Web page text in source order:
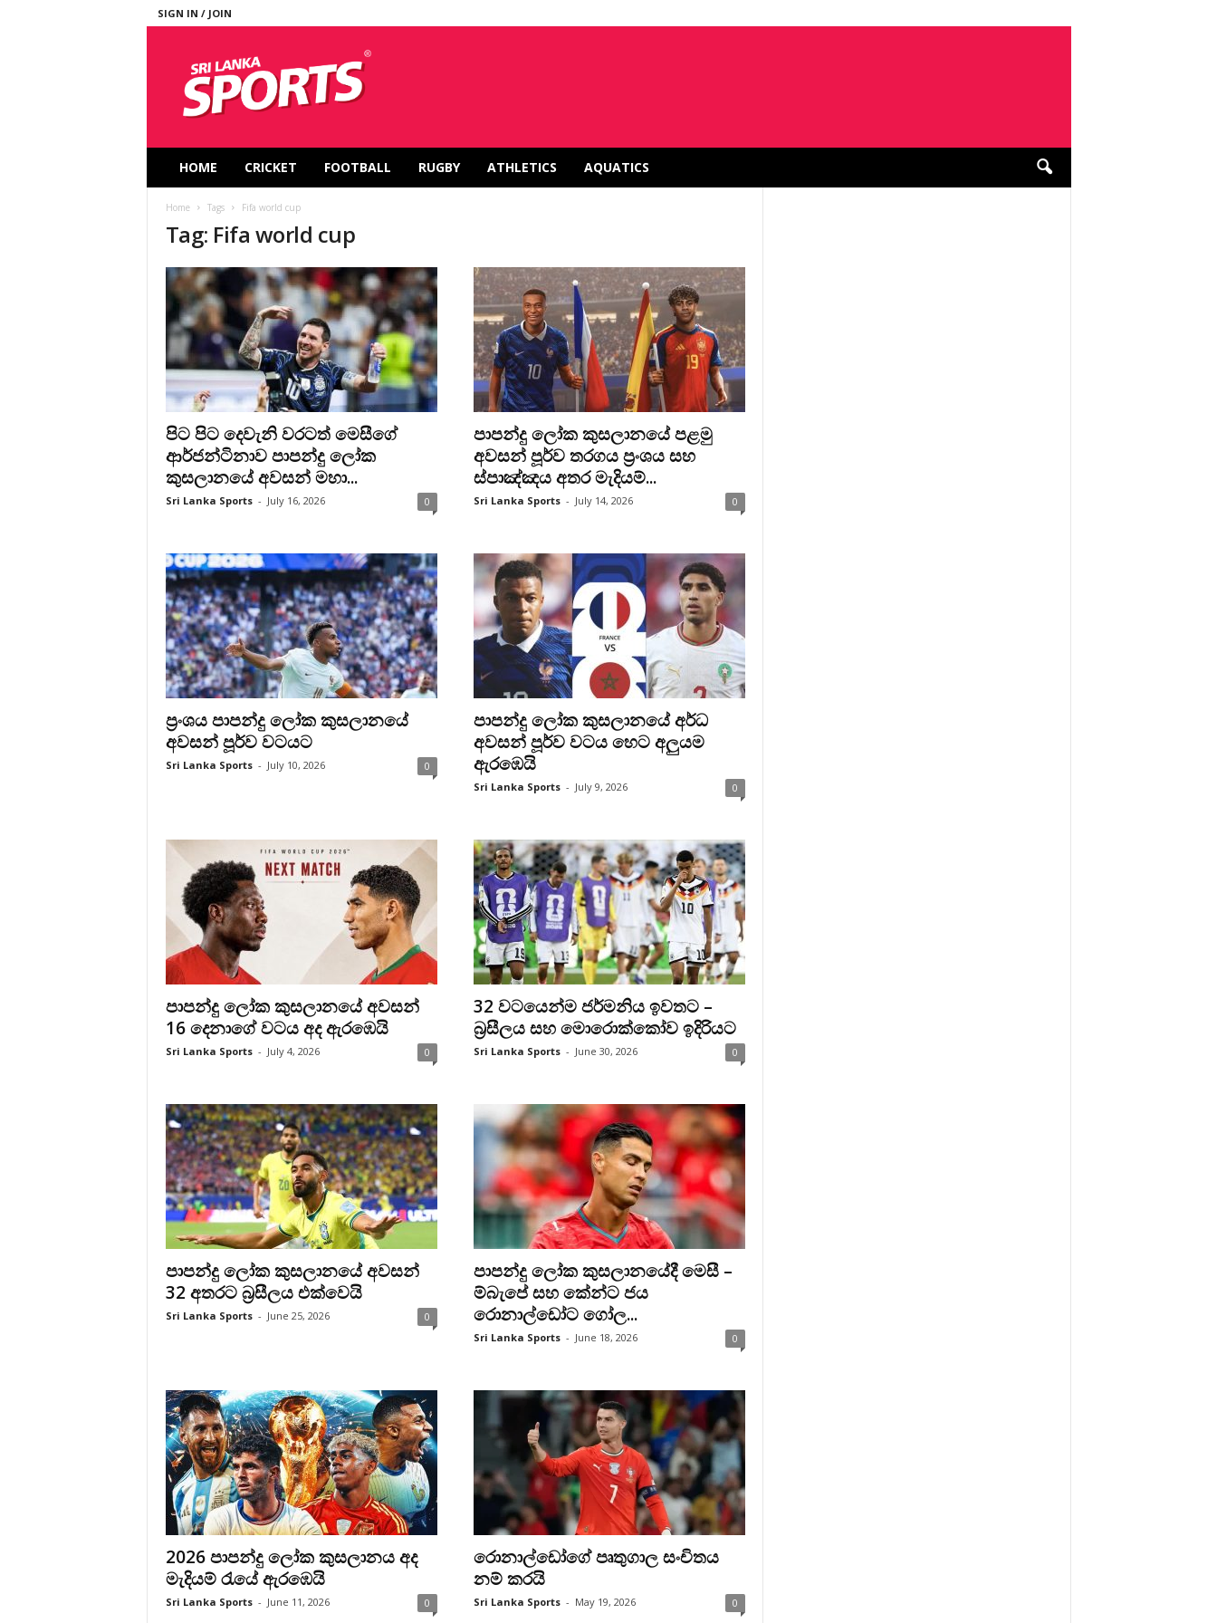
SIGN IN / JOIN
HOME CRICKET FOOTBALL RUGBY ATHLETICS AQUATICS
Home Tags Fifa world cup
Tag: Fifa world cup
පිට පිට දෙවැනි වරටත් මෙසීගේ
ආර්ජන්ටිනාව පාපන්දු ලෝක
කුසලානයේ අවසන් මහා...
Sri Lanka Sports - July 16, 2026 0
පාපන්දු ලෝක කුසලානයේ පළමු
අවසන් පූර්ව තරගය ප්‍රංශය සහ
ස්පාඤ්ඤය අතර මැදියම්...
Sri Lanka Sports - July 14, 2026 0
ප්‍රංශය පාපන්දු ලෝක කුසලානයේ
අවසන් පූර්ව වටයට
Sri Lanka Sports - July 10, 2026 0
පාපන්දු ලෝක කුසලානයේ අර්ධ
අවසන් පූර්ව වටය හෙට අලුයම
ඇරඹෙයි
Sri Lanka Sports - July 9, 2026 0
පාපන්දු ලෝක කුසලානයේ අවසන්
16 දෙනාගේ වටය අද ඇරඹෙයි
Sri Lanka Sports - July 4, 2026 0
32 වටයෙන්ම ජර්මනිය ඉවතට –
බ්‍රසීලය සහ මොරොක්කෝව ඉදිරියට
Sri Lanka Sports - June 30, 2026 0
පාපන්දු ලෝක කුසලානයේ අවසන්
32 අතරට බ්‍රසීලය එක්වෙයි
Sri Lanka Sports - June 25, 2026 0
පාපන්දු ලෝක කුසලානයේදී මෙසී –
ම්බැපේ සහ කේන්ට ජය
රොනාල්ඩෝට ගෝල...
Sri Lanka Sports - June 18, 2026 0
2026 පාපන්දු ලෝක කුසලානය අද
මැදියම් රැයේ ඇරඹෙයි
Sri Lanka Sports - June 11, 2026 0
රොනාල්ඩෝගේ පෘතුගාල සංචිතය
නම් කරයි
Sri Lanka Sports - May 19, 2026 0